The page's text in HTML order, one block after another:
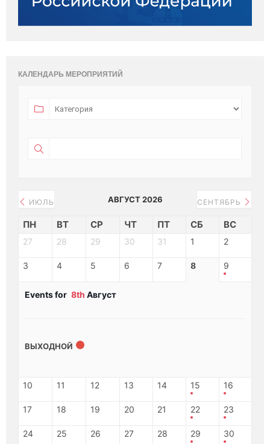
КАЛЕНДАРЬ МЕРОПРИЯТИЙ
ИЮЛЬ АВГУСТ 2026 СЕНТЯБРЬ
ПН ВТ СР ЧТ ПТ СБ ВС
27 28 29 30 31 1 2
3 4 5 6 7 8 9
Events for 8th Август
ВЫХОДНОЙ
10 11 12 13 14 15 16
17 18 19 20 21 22 23
24 25 26 27 28 29 30